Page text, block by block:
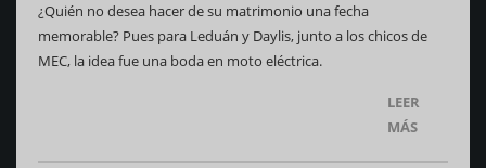
¿Quién no desea hacer de su matrimonio una fecha
memorable? Pues para Leduán y Daylis, junto a los chicos de
MEC, la idea fue una boda en moto eléctrica.
LEER
MÁS